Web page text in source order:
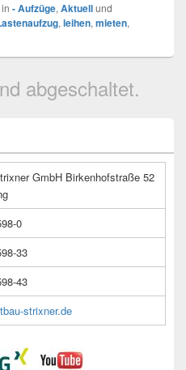
- Aufzüge, Aktuellund
, leihen, mieten,
abgeschaltet.
GmbH Birkenhofstraße 52
0
33
43
strixner.de